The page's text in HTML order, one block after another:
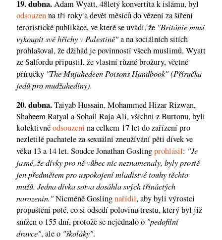
19. dubna.Adam Wyatt, 48letý konvertita k islámu, byl
odsouzenna tři roky a devět měsíců do vězení za šíření
teroristické publikace, ve které se uvádí, že "Británie musí
vykoupit své hříchy v Palestině"a na sociálních sítích
prohlašoval, že džihád je povinností všech muslimů. Wyatt
ze Salfordu připustil, že vlastní různé brožury, včetně
příručky "The Mujahedeen Poisons Handbook" (Příručka
jedů pro mudžahedíny).
20. dubna.Taiyab Hussain, Mohammed Hizar Rizwan,
Shaheem Ratyal a Sohail Raja Ali, všichni z Burtonu, byli
kolektivněodsouzeni na celkem 17 let do zařízení pro
nezletilé pachatele za sexuální zneužívání pěti dívek ve
věku 13 a 14 let. Soudce Jonathan Goslingprohlásil: "Je
jasné, že dívky pro ně vůbec nic neznamenaly, byly prostě
jen předmětem pro uspokojení mladistvé touhy těchto
mužů. Jedna dívka sotva dosáhla svých třináctých
narozenin."Nicméně Goslingnařídil, aby byli výrostci
propuštěni poté, co si odsedí polovinu trestu, který byl již
snížen o 155 dní, protože se nejednalo o "pedofilní
dravce", ale o "školáky".